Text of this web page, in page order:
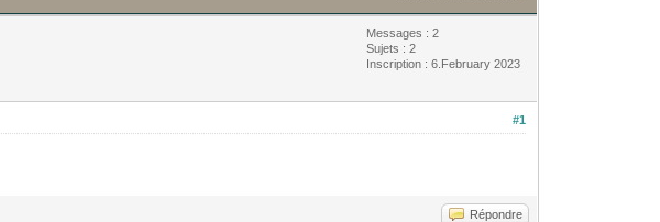
Messages : 2
Sujets : 2
Inscription : 6.February 2023
#1
Répondre